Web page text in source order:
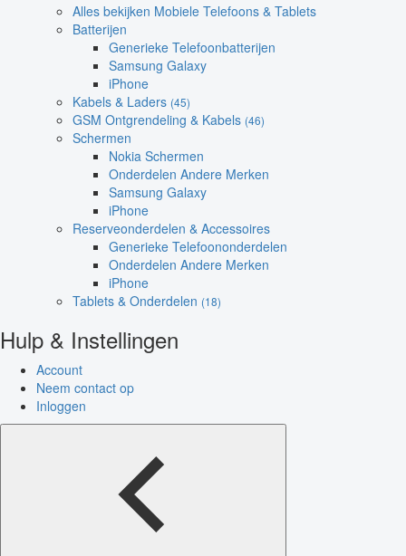
Alles bekijken Mobiele Telefoons & Tablets
Batterijen
Generieke Telefoonbatterijen
Samsung Galaxy
iPhone
Kabels & Laders (45)
GSM Ontgrendeling & Kabels (46)
Schermen
Nokia Schermen
Onderdelen Andere Merken
Samsung Galaxy
iPhone
Reserveonderdelen & Accessoires
Generieke Telefoononderdelen
Onderdelen Andere Merken
iPhone
Tablets & Onderdelen (18)
Hulp & Instellingen
Account
Neem contact op
Inloggen